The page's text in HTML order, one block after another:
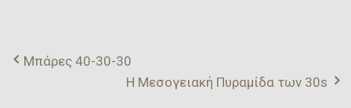
Μπάρες 40-30-30
Η Μεσογειακή Πυραμίδα των 30s